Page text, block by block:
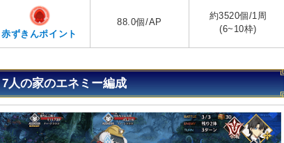
赤ずきんポイント
88.0個/AP
約3520個/1周
(6~10枠)
7人の家のエネミー編成